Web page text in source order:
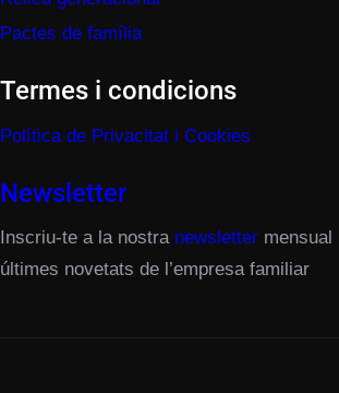
Pactes de família
Termes i condicions
Política de Privacitat i Cookies
Newsletter
Inscriu-te a la nostra newsletter mensual
últimes novetats de l’empresa familiar